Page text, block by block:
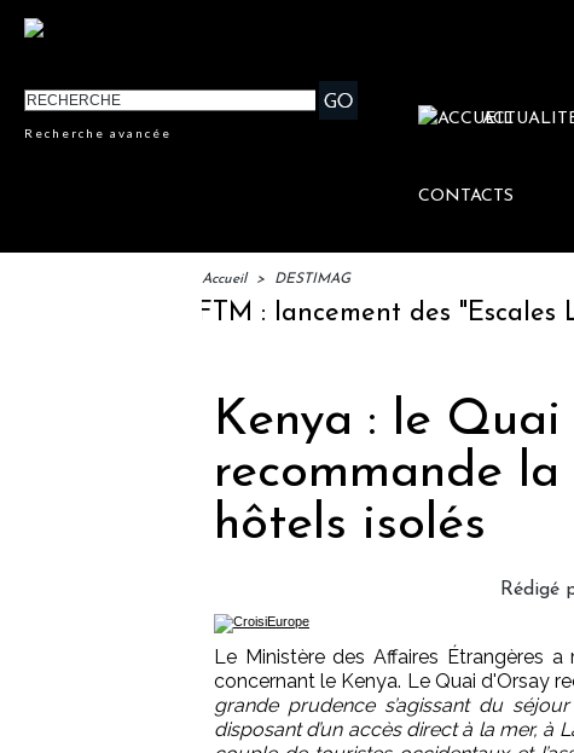
Recherche avancée
CONTACTS
Accueil > DESTIMAG
IFTM : lancement des "Escales
Kenya : le
recommande
hôtels isolés
Rédigé
Le Ministère des Affaires Étrangères
concernant le Kenya. Le Quai d'Orsay
grande prudence s’agissant du
disposant d’un accès direct à la mer, à